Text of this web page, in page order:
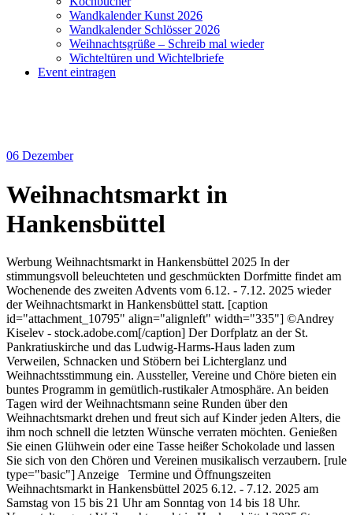
Wandkalender Kunst 2026
Wandkalender Schlösser 2026
Weihnachtsgrüße – Schreib mal wieder
Wichteltüren und Wichtelbriefe
Event eintragen
06 Dezember
Weihnachtsmarkt in
Hankensbüttel
Werbung Weihnachtsmarkt in Hankensbüttel 2025 In der
stimmungsvoll beleuchteten und geschmückten Dorfmitte findet am
Wochenende des zweiten Advents vom 6.12. - 7.12. 2025 wieder
der Weihnachtsmarkt in Hankensbüttel statt. [caption
id="attachment_10795" align="alignleft" width="335"] ©Andrey
Kiselev - stock.adobe.com[/caption] Der Dorfplatz an der St.
Pankratiuskirche und das Ludwig-Harms-Haus laden zum
Verweilen, Schnacken und Stöbern bei Lichterglanz und
Weihnachtsstimmung ein. Aussteller, Vereine und Chöre bieten ein
buntes Programm in gemütlich-rustikaler Atmosphäre. An beiden
Tagen wird der Weihnachtsmann seine Runden über den
Weihnachtsmarkt drehen und freut sich auf Kinder jeden Alters, die
ihm noch schnell die letzten Wünsche verraten möchten. Genießen
Sie einen Glühwein oder eine Tasse heißer Schokolade und lassen
Sie sich von den Chören und Vereinen musikalisch verzaubern. [rule
type="basic"] Anzeige Termine und Öffnungszeiten
Weihnachtsmarkt in Hankensbüttel 2025 6.12. - 7.12. 2025 am
Samstag von 15 bis 21 Uhr am Sonntag von 14 bis 18 Uhr.